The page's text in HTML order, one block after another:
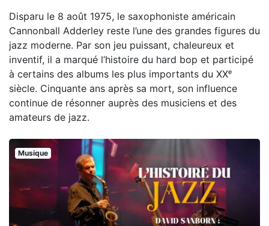
Disparu le 8 août 1975, le saxophoniste américain
Cannonball Adderley reste l’une des grandes figures du
jazz moderne. Par son jeu puissant, chaleureux et
inventif, il a marqué l’histoire du hard bop et participé
à certains des albums les plus importants du XXᵉ
siècle. Cinquante ans après sa mort, son influence
continue de résonner auprès des musiciens et des
amateurs de jazz.
Musique